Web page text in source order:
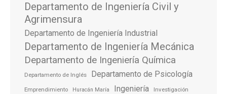
Departamento de Ingeniería Civil y
Agrimensura
Departamento de Ingeniería Industrial
Departamento de Ingeniería Mecánica
Departamento de Ingeniería Química
Departamento de Inglés Departamento de Psicología
Emprendimiento Huracán María Ingeniería Investigación